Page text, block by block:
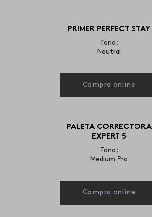
PRIMER PERFECT STAY
Tono:
Neutral
Compra online
PALETA CORRECTORA
EXPERT 5
Tono:
Medium Pro
Compra online